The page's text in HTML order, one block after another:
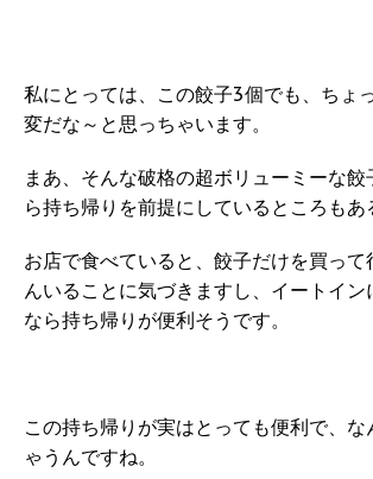
私にとっては、この餃子3個でも、ちょ
変だな～と思っちゃいます。
まあ、そんな破格の超ボリューミーな
ら持ち帰りを前提にしているところもあ
お店で食べていると、餃子だけを買って
んいることに気づきますし、イートイン
なら持ち帰りが便利そうです。
この持ち帰りが実はとっても便利で、な
ゃうんですね。